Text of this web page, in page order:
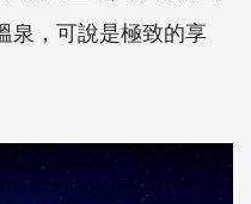
泉，可說是極致的享